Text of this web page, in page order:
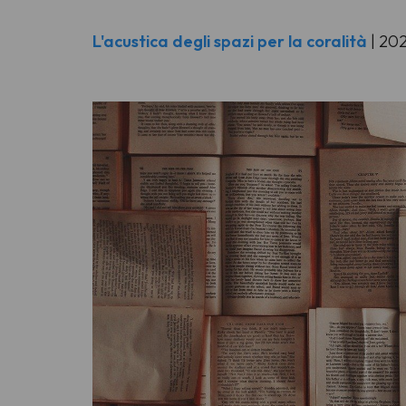
L'acustica degli spazi per la coralità |